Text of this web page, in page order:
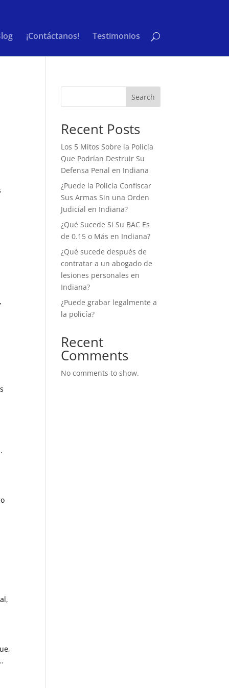
¡Contáctanos! Testimonios
Search
Recent Posts
Los 5 Mitos Sobre la Policía
Que Podrían Destruir Su
Defensa Penal en Indiana
¿Puede la Policía Confiscar
Sus Armas Sin una Orden
Judicial en Indiana?
¿Qué Sucede Si Su BAC Es
de 0.15 o Más en Indiana?
¿Qué sucede después de
contratar a un abogado de
lesiones personales en
Indiana?
¿Puede grabar legalmente a
la policía?
Recent
Comments
No comments to show.